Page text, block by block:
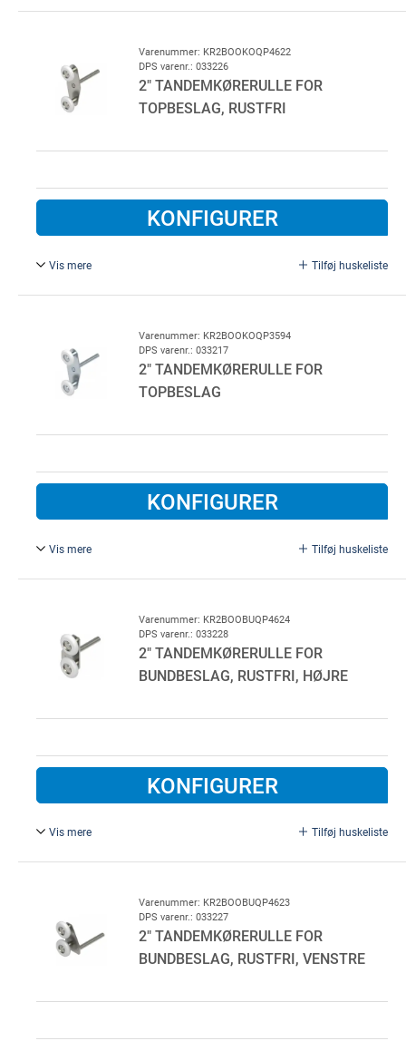
For lavtløft skinnesæt.Varenummer: KR2BOOKOQP4622
DPS varenr.: 033226
2" TANDEMKØRERULLE FOR
TOPBESLAG, RUSTFRI
KONFIGURER
Vis mere Tilføj huskeliste
For lavtløft skinnesæt.Varenummer: KR2BOOKOQP3594
DPS varenr.: 033217
2" TANDEMKØRERULLE FOR
TOPBESLAG
KONFIGURER
Vis mere Tilføj huskeliste
For lavtløft skinnesæt.Varenummer: KR2BOOBUQP4624
DPS varenr.: 033228
2" TANDEMKØRERULLE FOR
BUNDBESLAG, RUSTFRI, HØJRE
KONFIGURER
Vis mere Tilføj huskeliste
Kort, ikke-justerbar tandemkørerulle for bundbeslag,
Varenummer: KR2BOOBUQP4623
DPS varenr.: 033227
2" TANDEMKØRERULLE FOR
BUNDBESLAG, RUSTFRI, VENSTRE